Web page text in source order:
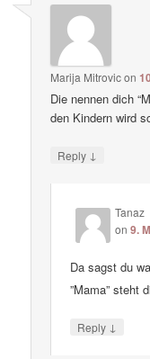
Marija Mitrovicon
Die nennen dich
den Kindern wird
Reply ↓
Tanaz
on9.
Da sagst du
”Mama” steht
Reply ↓